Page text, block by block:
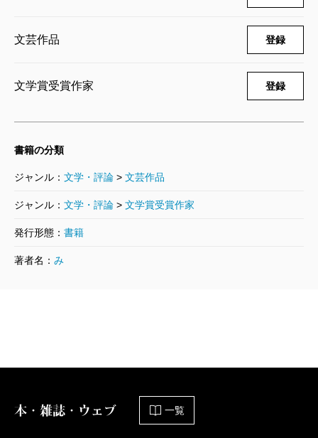
文芸作品 登録
文学賞受賞作家 登録
書籍の分類
ジャンル： 文学・評論 > 文芸作品
ジャンル： 文学・評論 > 文学賞受賞作家
発行形態： 書籍
著者名： み
本・雑誌・ウェブ 一覧